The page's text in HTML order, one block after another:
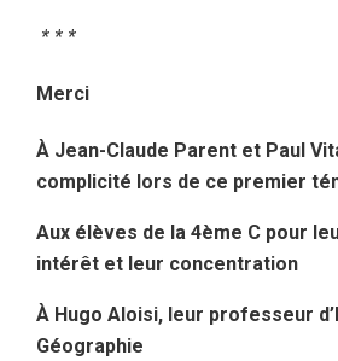
* * *
Merci
À Jean-Claude Parent et Paul
complicité lors de ce premier
Aux élèves de la 4ème C pour
intérêt et leur concentration
À Hugo Aloisi, leur professeur
Géographie